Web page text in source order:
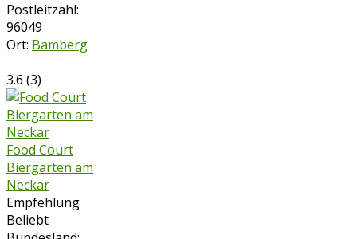
Postleitzahl:
96049
Ort: Bamberg
3.6 (3)
Food Court
Biergarten am
Neckar
Empfehlung
Beliebt